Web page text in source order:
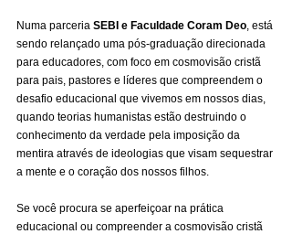
Numa parceria SEBI e Faculdade Coram Deo, está
sendo relançado uma pós-graduação direcionada
para educadores, com foco em cosmovisão cristã
para pais, pastores e líderes que compreendem o
desafio educacional que vivemos em nossos dias,
quando teorias humanistas estão destruindo o
conhecimento da verdade pela imposição da
mentira através de ideologias que visam sequestrar
a mente e o coração dos nossos filhos.
Se você procura se aperfeiçoar na prática
educacional ou compreender a cosmovisão cristã